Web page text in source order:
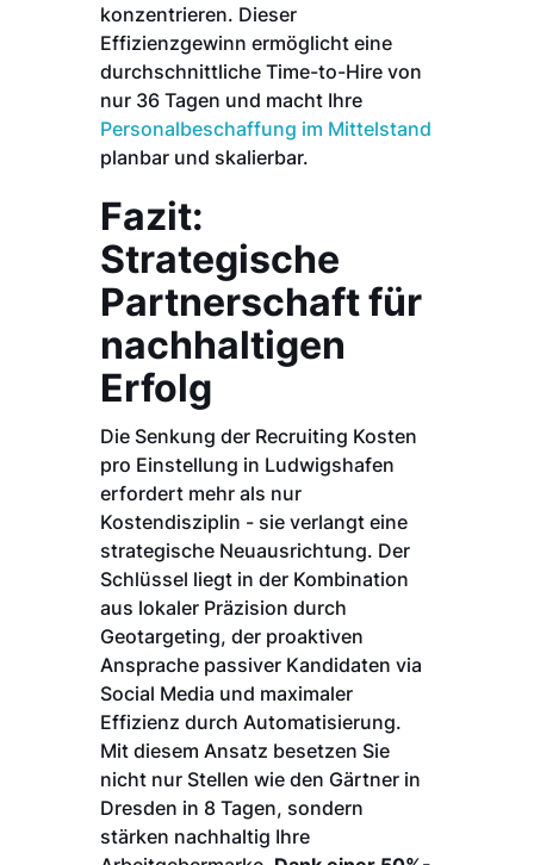
konzentrieren. Dieser
Effizienzgewinn ermöglicht eine
durchschnittliche Time-to-Hire von
nur 36 Tagen und macht Ihre
Personalbeschaffung im Mittelstand
planbar und skalierbar.
Fazit:
Strategische
Partnerschaft für
nachhaltigen
Erfolg
Die Senkung der Recruiting Kosten
pro Einstellung in Ludwigshafen
erfordert mehr als nur
Kostendisziplin - sie verlangt eine
strategische Neuausrichtung. Der
Schlüssel liegt in der Kombination
aus lokaler Präzision durch
Geotargeting, der proaktiven
Ansprache passiver Kandidaten via
Social Media und maximaler
Effizienz durch Automatisierung.
Mit diesem Ansatz besetzen Sie
nicht nur Stellen wie den Gärtner in
Dresden in 8 Tagen, sondern
stärken nachhaltig Ihre